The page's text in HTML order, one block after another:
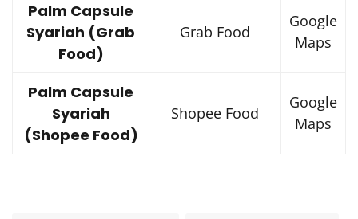
Palm Capsule
Syariah (Grab
Food)
Grab Food
Google
Maps
Palm Capsule
Syariah
(Shopee Food)
Shopee Food
Google
Maps